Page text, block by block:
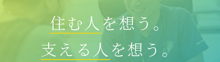
住む人を想う。
支える人 を想う。